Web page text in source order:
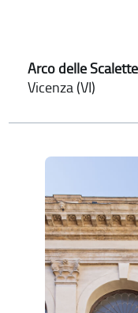
Arco delle Scalette
Vicenza (VI)